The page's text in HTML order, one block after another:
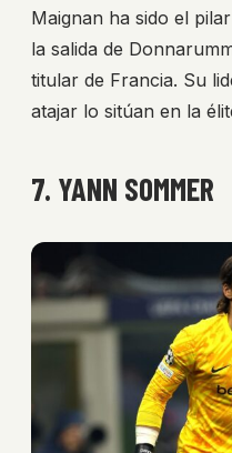
Maignan ha sido el
la salida de
titular de Francia. Su
atajar lo sitúan en la
7. YANN SOMMER